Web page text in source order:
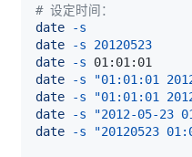
# 设定时间：
date
-s
date
-s 20120523
date
-s
date
-s "01:01:01
date
-s "01:01:01
date
-s "2012-05-23
date
-s "20120523